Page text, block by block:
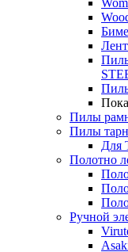
Пилы
Пилы
Для
Полотно
Ручной